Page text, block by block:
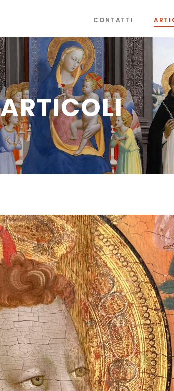
CONTATTI
ARTICOLI